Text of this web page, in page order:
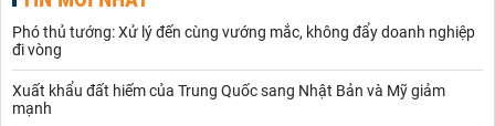
Phó thủ tướng: Xử lý đến cùng vướng mắc, không đẩy doanh nghiệp
đi vòng
Xuất khẩu đất hiếm của Trung Quốc sang Nhật Bản và Mỹ giảm
mạnh